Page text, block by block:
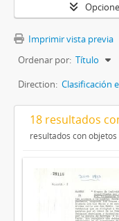
Imprimir vista previa
Ordenar por: Título
Direction: Clasificación
18 resultados
resultados con